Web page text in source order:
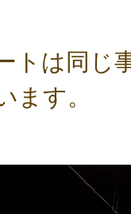
トは同じ
ます。